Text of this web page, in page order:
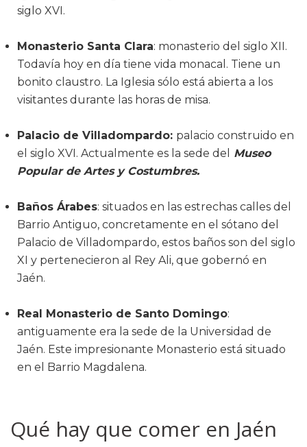
siglo XVI.
Monasterio Santa Clara: monasterio del siglo XII.
Todavía hoy en día tiene vida monacal. Tiene un
bonito claustro. La Iglesia sólo está abierta a los
visitantes durante las horas de misa.
Palacio de Villadompardo: palacio construido en
el siglo XVI. Actualmente es la sede del
Museo
Popular de Artes y Costumbres.
Baños Árabes: situados en las estrechas calles del
Barrio Antiguo, concretamente en el sótano del
Palacio de Villadompardo, estos baños son del siglo
XI y pertenecieron al Rey Ali, que gobernó en
Jaén.
Real Monasterio de Santo Domingo:
antiguamente era la sede de la Universidad de
Jaén. Este impresionante Monasterio está situado
en el Barrio Magdalena.
Qué hay que comer en Jaén